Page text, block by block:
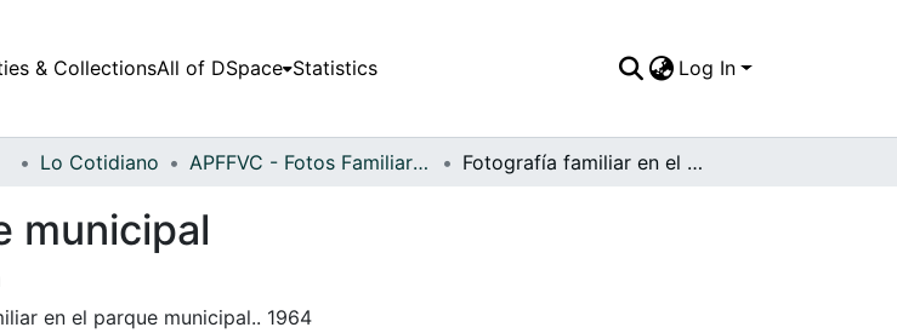
& CollectionsAll of DSpace Statistics Log In
Lo Cotidiano APFFVC - Fotos Familiares - Patrimonial Fotografía familiar en el parque municipal
municipal
en el parque municipal.. 1964